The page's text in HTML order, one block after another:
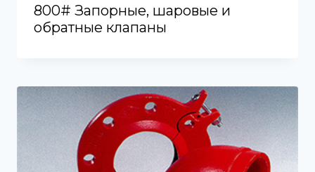
800# Запорные, шаровые и
обратные клапаны